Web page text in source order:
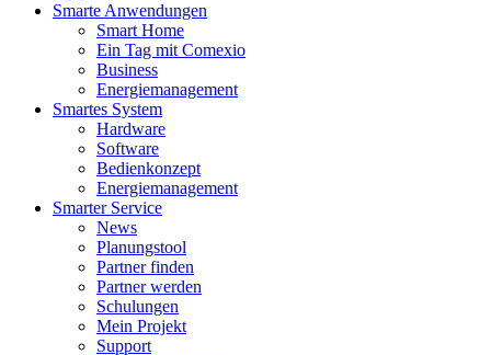
Smarte Anwendungen
Smart Home
Ein Tag mit Comexio
Business
Energiemanagement
Smartes System
Hardware
Software
Bedienkonzept
Energiemanagement
Smarter Service
News
Planungstool
Partner finden
Partner werden
Schulungen
Mein Projekt
Support